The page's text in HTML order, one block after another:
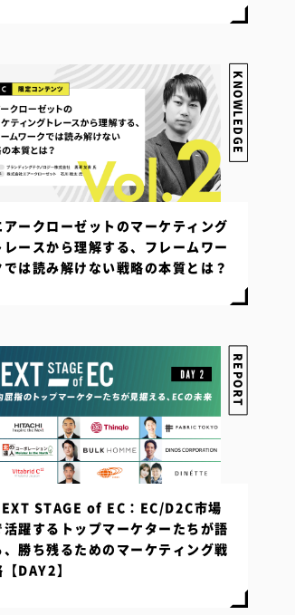
KNOWLEDGE
アークローゼットのマーケティング
レースから理解する、フレームワー
では読み解けない戦略の本質とは？
REPORT
STAGE of EC：EC/D2C市場
活躍するトップマーケターたちが語
、勝ち残るためのマーケティング戦
DAY2】